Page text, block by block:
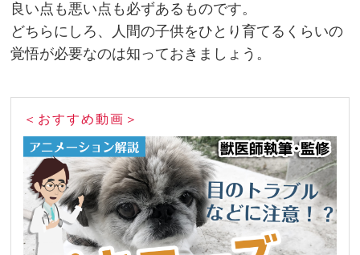
良い点も悪い点も必ずあるものです。
どちらにしろ、人間の子供をひとり育てるくらいの
覚悟が必要なのは知っておきましょう。
＜おすすめ動画＞